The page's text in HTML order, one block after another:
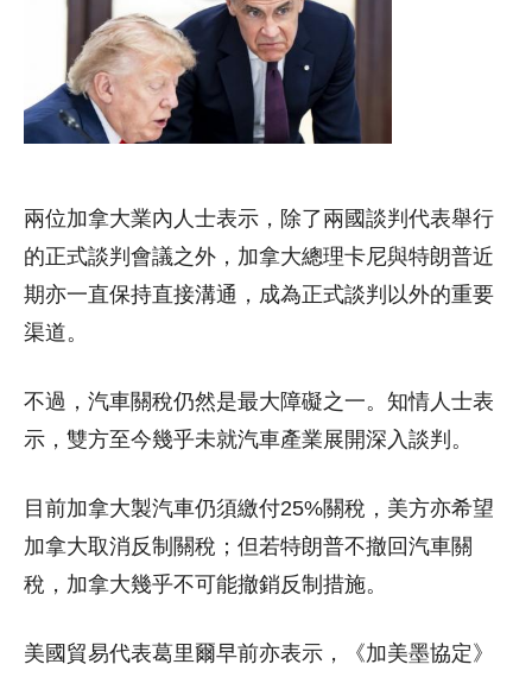
兩位加拿大業內人士表示，除了兩國談判代表舉行
的正式談判會議之外，加拿大總理卡尼與特朗普近
期亦一直保持直接溝通，成為正式談判以外的重要
渠道。
不過，汽車關稅仍然是最大障礙之一。知情人士表
示，雙方至今幾乎未就汽車產業展開深入談判。
目前加拿大製汽車仍須繳付25%關稅，美方亦希望
加拿大取消反制關稅；但若特朗普不撤回汽車關
稅，加拿大幾乎不可能撤銷反制措施。
美國貿易代表葛里爾早前亦表示，《加美墨協定》